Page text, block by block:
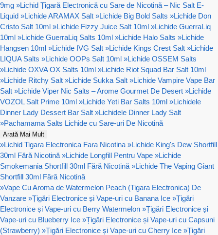
9mg »Lichid Țigară Electronică cu Sare de Nicotină – Nic Salt E-
Liquid »Lichide ARAMAX Salt »Lichide Big Bold Salts »Lichide Don
Cristo Salt 10ml »Lichide Fizzy Juice Salt 10ml »Lichide GuerraLiq
10ml »Lichide GuerraLiq Salts 10ml »Lichide Halo Salts »Lichide
Hangsen 10ml »Lichide IVG Salt »Lichide Kings Crest Salt »Lichide
LIQUA Salts »Lichide OOPs Salt 10ml »Lichide OSSEM Salts
»Lichide OXVA OX Salts 10ml »Lichide Riot Squad Bar Salt 10ml
»Lichide Ritchy Salt »Lichide Sukka Salt »Lichide Vampire Vape Bar
Salt »Lichide Viper Nic Salts – Arome Gourmet De Desert »Lichide
VOZOL Salt Prime 10ml »Lichide Yeti Bar Salts 10ml »Lichidele
Dinner Lady Dessert Bar Salt »Lichidele Dinner Lady Salt
»Pachamama Salts Lichide cu Sare-uri De Nicotină
Arată Mai Mult
»Lichid Tigara Electronica Fara Nicotina »Lichide King's Dew Shortfill
30ml Fără Nicotină »Lichide Longfill Pentru Vape »Lichide
Smokemania Shortfill 30ml Fără Nicotină »Lichide The Vaping Giant
Shortfill 30ml Fără Nicotină
»Vape Cu Aroma de Watermelon Peach (Tigara Electronica) De
Vanzare »Țigări Electronice și Vape-uri cu Banana Ice »Țigări
Electronice și Vape-uri cu Berry Watermelon »Țigări Electronice și
Vape-uri cu Blueberry Ice »Țigări Electronice și Vape-uri cu Capsuni
(Strawberry) »Țigări Electronice și Vape-uri cu Cherry Ice »Țigări